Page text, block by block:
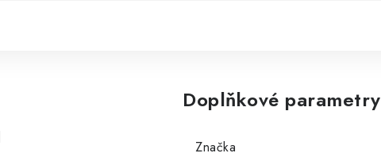
Doplňkové parametry
Značka